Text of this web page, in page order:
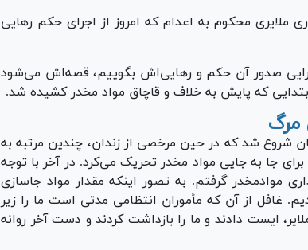
ملایری محکوم به اعدام که امروز از اجرای حکم رهایی
صدور آن حکم و رهایی‌اش بگوییم، قصه‌اش می‌شود
که پایش به خلاف و قاچاق مواد مخدر کشیده شد.
مرگ
شروع شد که در حین مرخصی از زندان، چندین مرتبه به
جا به جایی مواد مخدر تحریک می‌کرد. در آخر با توجه
موادمخدر گرفتم. به تصور اینکه مقدار مواد جاسازی
غافل از آن که مأموران انتظامی مدتی است ما را زیر
ایست دادند و ما را بازداشت کردند و دست آخر روانه